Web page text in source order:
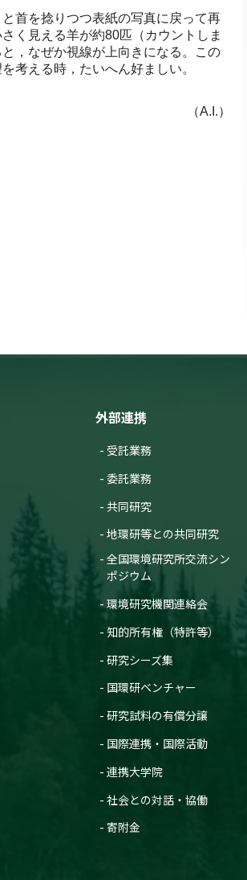
首を捻りつつ表紙の写真に戻って再
く見える羊が約80匹（カウントしま
，なぜか視線が上向きになる。この
考える時，たいへん好ましい。
（A.I.）
外部連携
受託業務
委託業務
共同研究
地環研等との共同研究
全国環境研究所交流シン
ポジウム
環境研究機関連絡会
知的所有権（特許等）
研究シーズ集
国環研ベンチャー
研究試料の有償分譲
国際連携・国際活動
連携大学院
社会との対話・協働
寄附金